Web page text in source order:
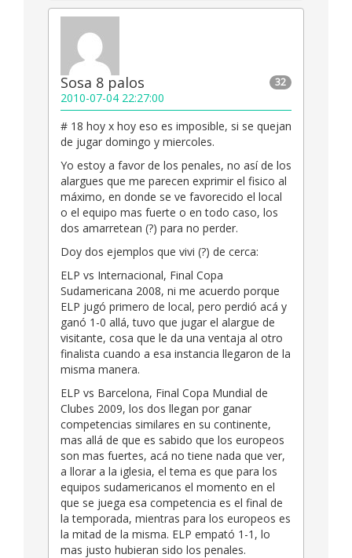
32
Sosa 8 palos
2010-07-04 22:27:00
# 18 hoy x hoy eso es imposible, si se quejan
de jugar domingo y miercoles.
Yo estoy a favor de los penales, no así de los
alargues que me parecen exprimir el fisico al
máximo, en donde se ve favorecido el local
o el equipo mas fuerte o en todo caso, los
dos amarretean (?) para no perder.
Doy dos ejemplos que vivi (?) de cerca:
ELP vs Internacional, Final Copa
Sudamericana 2008, ni me acuerdo porque
ELP jugó primero de local, pero perdió acá y
ganó 1-0 allá, tuvo que jugar el alargue de
visitante, cosa que le da una ventaja al otro
finalista cuando a esa instancia llegaron de la
misma manera.
ELP vs Barcelona, Final Copa Mundial de
Clubes 2009, los dos llegan por ganar
competencias similares en su continente,
mas allá de que es sabido que los europeos
son mas fuertes, acá no tiene nada que ver,
a llorar a la iglesia, el tema es que para los
equipos sudamericanos el momento en el
que se juega esa competencia es el final de
la temporada, mientras para los europeos es
la mitad de la misma. ELP empató 1-1, lo
mas justo hubieran sido los penales.